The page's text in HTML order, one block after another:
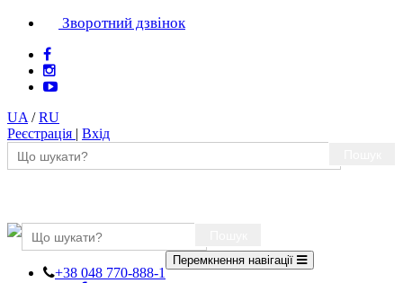
Зворотний дзвінок
UA /RU
Реєстрація | Вхід
+38 048 770-888-1
Перемкнення навігації